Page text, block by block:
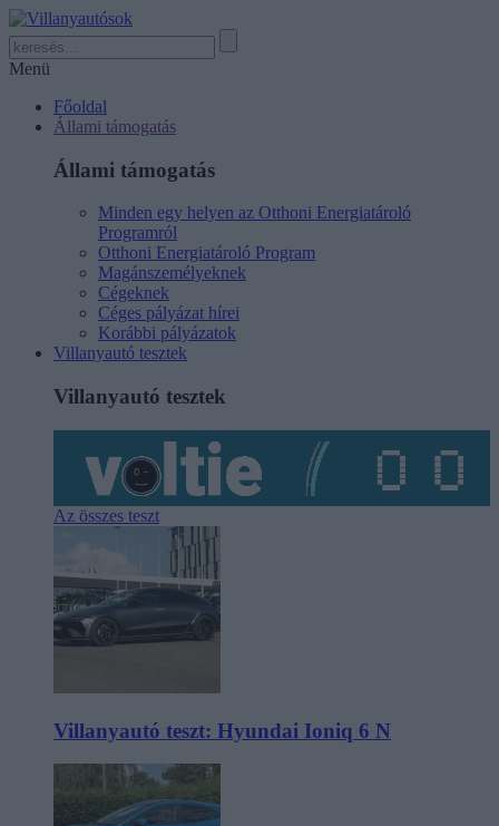
Menü
Főoldal
Állami támogatás
Állami támogatás
Minden egy helyen az Otthoni Energiatároló
Programról
Otthoni Energiatároló Program
Magánszemélyeknek
Cégeknek
Céges pályázat hírei
Korábbi pályázatok
Villanyautó tesztek
Villanyautó tesztek
Az összes teszt
Villanyautó teszt: Hyundai Ioniq 6 N